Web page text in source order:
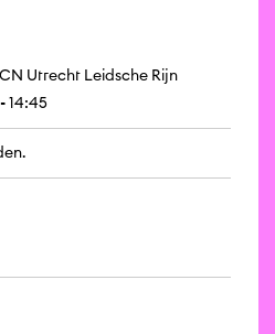
Utrecht Leidsche Rijn
14:45